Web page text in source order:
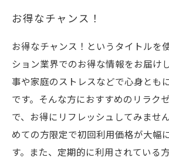
お得なチャンス！
お得なチャンス！というタイトルを
ション業界でのお得な情報をお届け
事や家庭のストレスなどで心身とも
です。そんな方におすすめのリラク
で、お得にリフレッシュしてみませ
めての方限定で初回利用価格が大幅
す。また、定期的に利用されている